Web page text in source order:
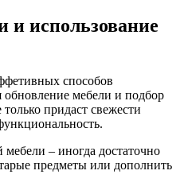
и использование
способов
обновление мебели и подбор
придаст свежести
– иногда достаточно
предметы или дополнить